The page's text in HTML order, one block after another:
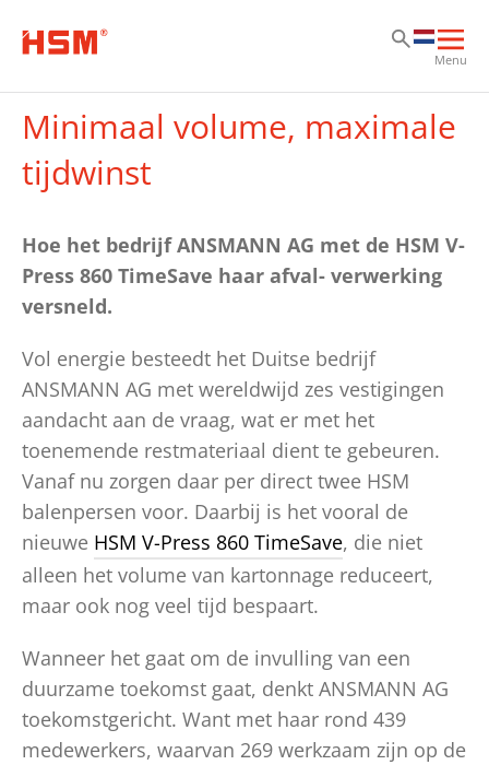
Menu
Minimaal volume, maximale
tijdwinst
Hoe het bedrijf ANSMANN AG met de HSM V-
Press 860 TimeSave haar afval- verwerking
versneld.
Vol energie besteedt het Duitse bedrijf
ANSMANN AG met wereldwijd zes vestigingen
aandacht aan de vraag, wat er met het
toenemende restmateriaal dient te gebeuren.
Vanaf nu zorgen daar per direct twee HSM
balenpersen voor. Daarbij is het vooral de
nieuwe HSM V-Press 860 TimeSave, die niet
alleen het volume van kartonnage reduceert,
maar ook nog veel tijd bespaart.
Wanneer het gaat om de invulling van een
duurzame toekomst gaat, denkt ANSMANN AG
toekomstgericht. Want met haar rond 439
medewerkers, waarvan 269 werkzaam zijn op de